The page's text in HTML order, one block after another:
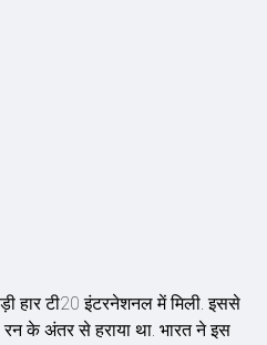
हार टी20 इंटरनेशनल में मिली. इससे
के अंतर से हराया था. भारत ने इस